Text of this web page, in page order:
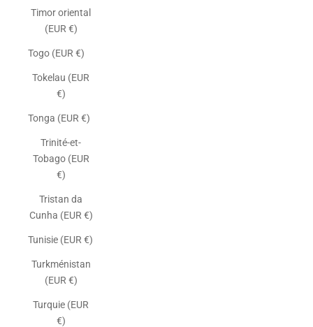
Timor oriental
(EUR €)
Togo (EUR €)
Tokelau (EUR
€)
Tonga (EUR €)
Trinité-et-
Tobago (EUR
€)
Tristan da
Cunha (EUR €)
Tunisie (EUR €)
Turkménistan
(EUR €)
Turquie (EUR
€)